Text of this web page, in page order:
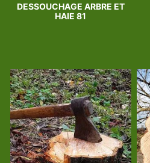
DESSOUCHAGE ARBRE ET
HAIE 81